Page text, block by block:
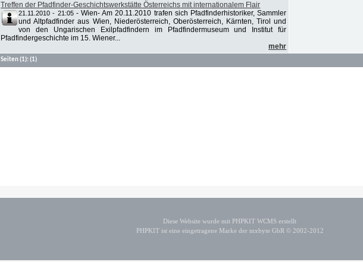
Treffen der Pfadfinder-Geschichtswerkstätte Österreichs mit internationalem Flair
21.11.2010 - 21:05-Wien- Am 20.11.2010 trafen sich Pfadfinderhistoriker, Sammler
und Altpfadfinder aus Wien, Niederösterreich, Oberösterreich, Kärnten, Tirol und
von den Ungarischen Exilpfadfindern im Pfadfindermuseum und Institut für
Pfadfindergeschichte im 15. Wiener...
mehr
Seiten(1):(1)
Diese Website wurde mit PHPKIT WCMS erstellt
PHPKIT ist eine eingetragene Marke der mxbyte GbR © 2002-2012